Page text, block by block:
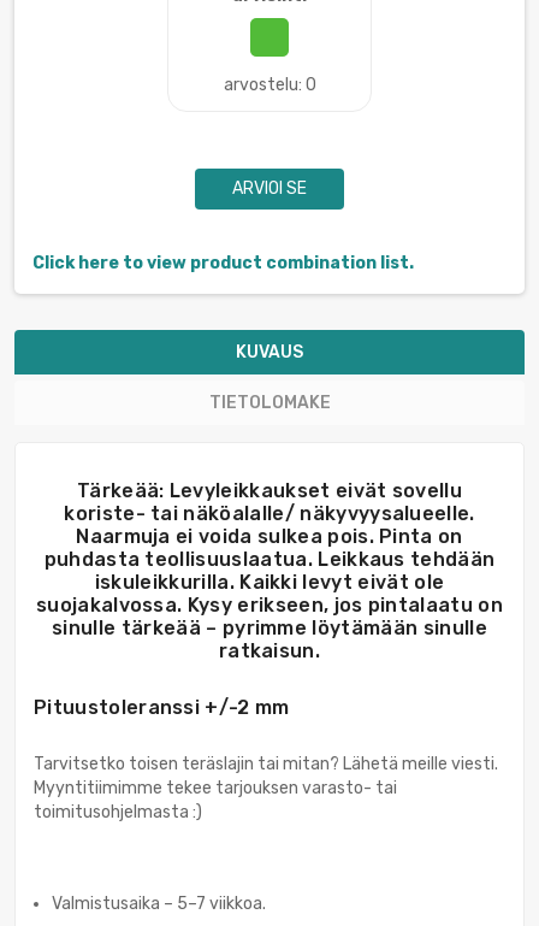
arvostelu: 0
ARVIOI SE
Click here to view product combination list.
KUVAUS
TIETOLOMAKE
Tärkeää: Levyleikkaukset eivät sovellu
koriste- tai näköalalle/ näkyvyysalueelle.
Naarmuja ei voida sulkea pois. Pinta on
puhdasta teollisuuslaatua. Leikkaus tehdään
iskuleikkurilla. Kaikki levyt eivät ole
suojakalvossa. Kysy erikseen, jos pintalaatu on
sinulle tärkeää – pyrimme löytämään sinulle
ratkaisun.
Pituustoleranssi +/-2 mm
Tarvitsetko toisen teräslajin tai mitan? Lähetä meille viesti.
Myyntitiimimme tekee tarjouksen varasto- tai
toimitusohjelmasta :)
Valmistusaika – 5–7 viikkoa.